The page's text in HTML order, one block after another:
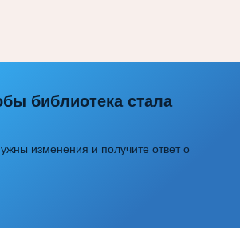
библиотека стала
изменения и получите ответ о